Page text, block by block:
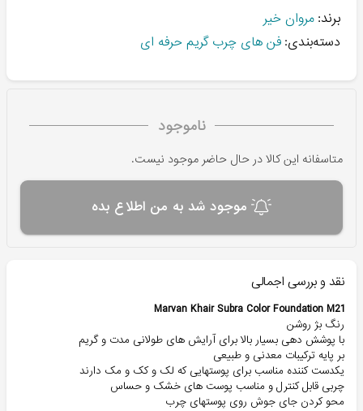
برند: مروان خیر
دسته‌بندی: فن های چرب گریم حرفه ای
ناموجود
متاسفانه این کالا در حال حاضر موجود نیست.
موجود شد به من اطلاع بده
نقد و بررسی اجمالی
Marvan Khair Subra Color Foundation M21
رنگ بژ روشن
با پوشش دهی بسیار بالا برای آرایش های طولانی مدت و گریم
بر پایه ترکیبات معدنی و طبیعی
یکدست کننده مناسب برای پوستهایی که لک و کک و مک دارند
چربی قابل کنترل و مناسب پوست های خشک و حساس
محو کردن جای جوش روی پوستهای چرب